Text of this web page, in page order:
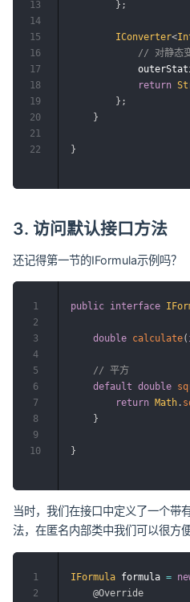
} ;
IConverter<
// 对静态
return
} ;
}
}
13
14
15
16
17
18
19
20
21
22
3. 访问默认接口方法
还记得第一节的IFormula示例吗？
public interface
double calculate(
// 平方
default double
return Math .
}
}
1
2
3
4
5
6
7
8
9
10
当时，我们在接口中定义了一个带
法，在匿名内部类中我们可以很方
IFormula formula =
@Override
1
2